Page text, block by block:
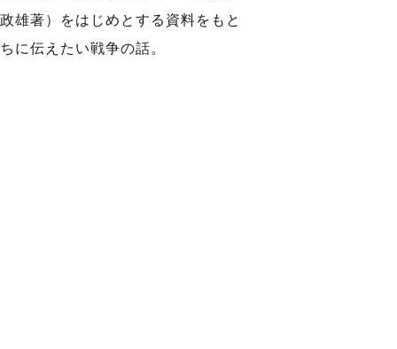
雄著）をはじめとする資料をもと
に伝えたい戦争の話。